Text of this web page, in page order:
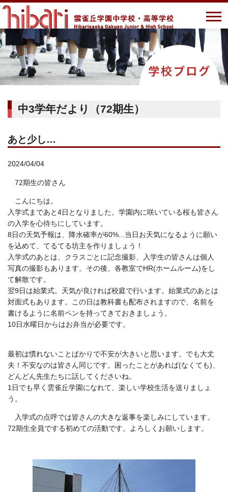
中3学年だより（72期生）
あと少し…
2024/04/04
72期生の皆さん
こんにちは。
入学式まであと4日となりました。学園内に咲いている桜も皆さん
の入学を心待ちにしています。
8日の天気予報は、降水確率が60%...当日お天気になるように願い
を込めて、てるてる坊主を作りましょう！
入学式のあとは、クラスごとに記念撮影、入学生の皆さんは個人
写真の撮影もあります。その後、各教室でHR(ホームルーム)をし
て解散です。
翌9日は始業式。天気が良ければ校庭で行います。始業式のあとは
対面式もあります。この日は教科書も配布されますので、名前を
書けるように名前ペンを持ってきておきましょう。
10日水曜日からはお弁当が必要です。
最初は慣れないことばかりで不安が大きいと思います。でも大丈
夫！不安なのは皆さん同じです。困ったことがあれば(なくても)、
どんどん先生たちに話してくださいね。
1日でも早く雲雀丘学園になれて、楽しい学校生活を送りましょ
う。
入学式の点呼では皆さんの大きな返事を楽しみにしています。
72期生全員でする初めての活動です。よろしくお願いします。